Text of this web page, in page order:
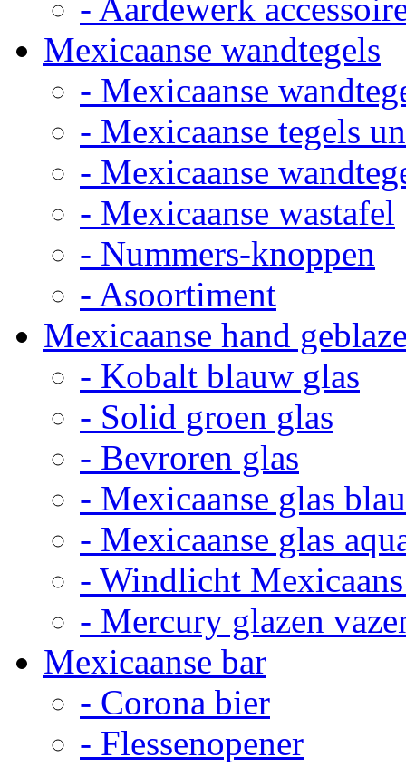
- Aardewerk
Mexicaanse wandtegels
- Mexicaanse
- Mexicaanse tegels
- Mexicaanse
- Mexicaanse wastafel
- Nummers-knoppen
- Asoortiment
Mexicaanse hand
- Kobalt blauw glas
- Solid groen glas
- Bevroren glas
- Mexicaanse glas
- Mexicaanse glas
- Windlicht
- Mercury glazen
Mexicaanse bar
- Corona bier
- Flessenopener